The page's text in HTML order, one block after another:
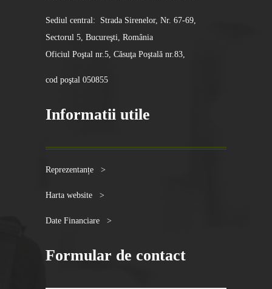
Sediul central: Strada Sirenelor, Nr. 67-69,
Sectorul 5, Bucureşti, România
Oficiul Poştal nr.5, Căsuţa Poştală nr.83,
cod poştal 050855
Informatii utile
Reprezentanțe >
Harta website >
Date Financiare >
Formular de contact